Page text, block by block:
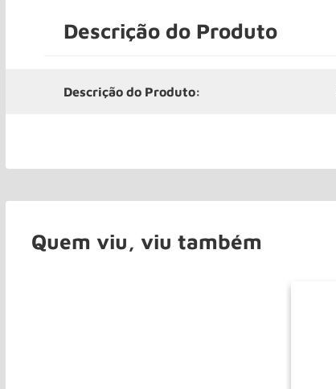
Descrição do Produto
Descrição do Produto:
Quem viu, viu também